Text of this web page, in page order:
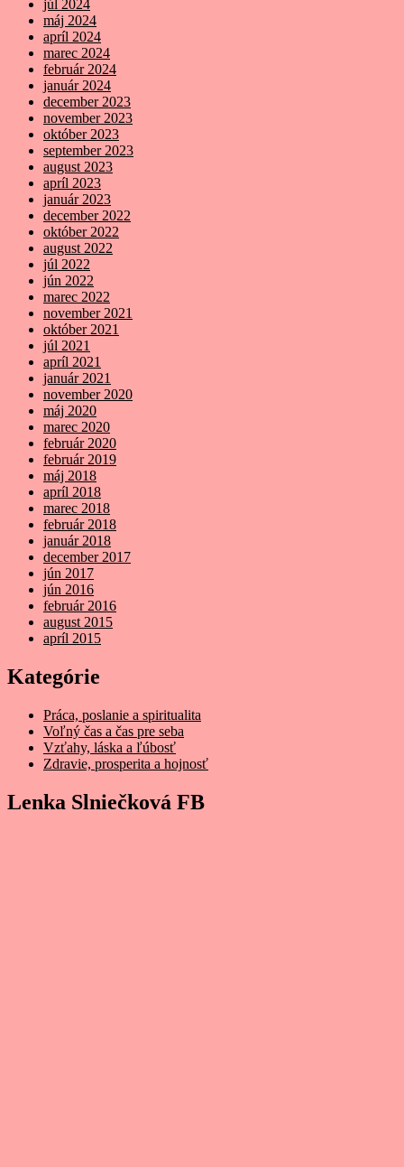
júl 2024
máj 2024
apríl 2024
marec 2024
február 2024
január 2024
december 2023
november 2023
október 2023
september 2023
august 2023
apríl 2023
január 2023
december 2022
október 2022
august 2022
júl 2022
jún 2022
marec 2022
november 2021
október 2021
júl 2021
apríl 2021
január 2021
november 2020
máj 2020
marec 2020
február 2020
február 2019
máj 2018
apríl 2018
marec 2018
február 2018
január 2018
december 2017
jún 2017
jún 2016
február 2016
august 2015
apríl 2015
Kategórie
Práca, poslanie a spiritualita
Voľný čas a čas pre seba
Vzťahy, láska a ľúbosť
Zdravie, prosperita a hojnosť
Lenka Slniečková FB